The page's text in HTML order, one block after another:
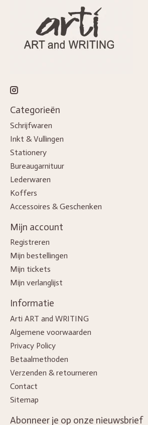
Categorieën
Schrijfwaren
Inkt & Vullingen
Stationery
Bureaugarnituur
Lederwaren
Koffers
Accessoires & Geschenken
Mijn account
Registreren
Mijn bestellingen
Mijn tickets
Mijn verlanglijst
Informatie
Arti ART and WRITING
Algemene voorwaarden
Privacy Policy
Betaalmethoden
Verzenden & retourneren
Contact
Sitemap
Abonneer je op onze nieuwsbrief